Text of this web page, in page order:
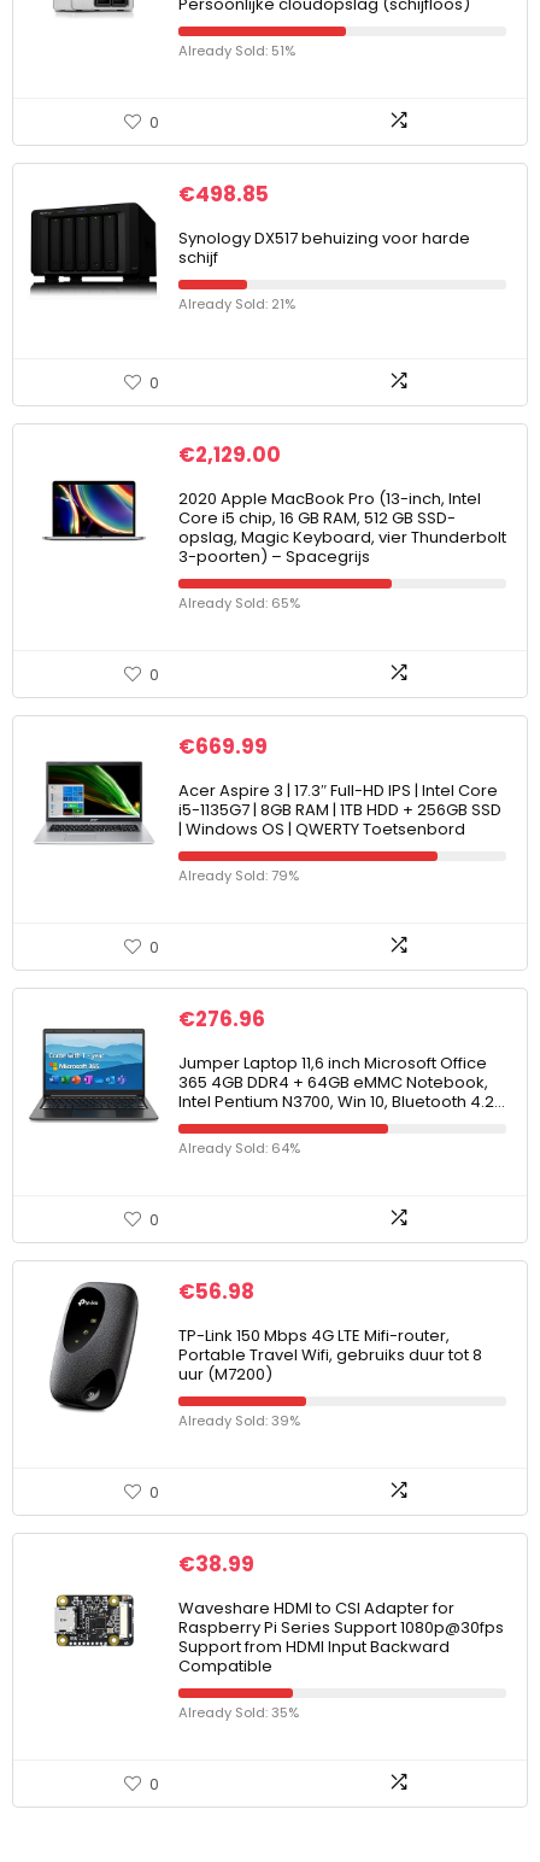
Already Sold: 51%
0
€498.85
Synology DX517 behuizing voor harde
schijf
Already Sold: 21%
0
€2,129.00
2020 Apple MacBook Pro (13-inch, Intel
Core i5 chip, 16 GB RAM, 512 GB SSD-
opslag, Magic Keyboard, vier Thunderbolt
3-poorten) – Spacegrijs
Already Sold: 65%
0
€669.99
Acer Aspire 3 | 17.3″ Full-HD IPS | Intel Core
i5-1135G7 | 8GB RAM | 1TB HDD + 256GB SSD
| Windows OS | QWERTY Toetsenbord
Already Sold: 79%
0
€276.96
Jumper Laptop 11,6 inch Microsoft Office
365 4GB DDR4 + 64GB eMMC Notebook,
Intel Pentium N3700, Win 10, Bluetooth 4.2…
Already Sold: 64%
0
€56.98
TP-Link 150 Mbps 4G LTE Mifi-router,
Portable Travel Wifi, gebruiks duur tot 8
uur (M7200)
Already Sold: 39%
0
€38.99
Waveshare HDMI to CSI Adapter for
Raspberry Pi Series Support 1080p@30fps
Support from HDMI Input Backward
Compatible
Already Sold: 35%
0